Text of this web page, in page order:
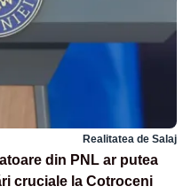
Realitatea de Salaj
din PNL ar putea
cruciale la Cotroceni